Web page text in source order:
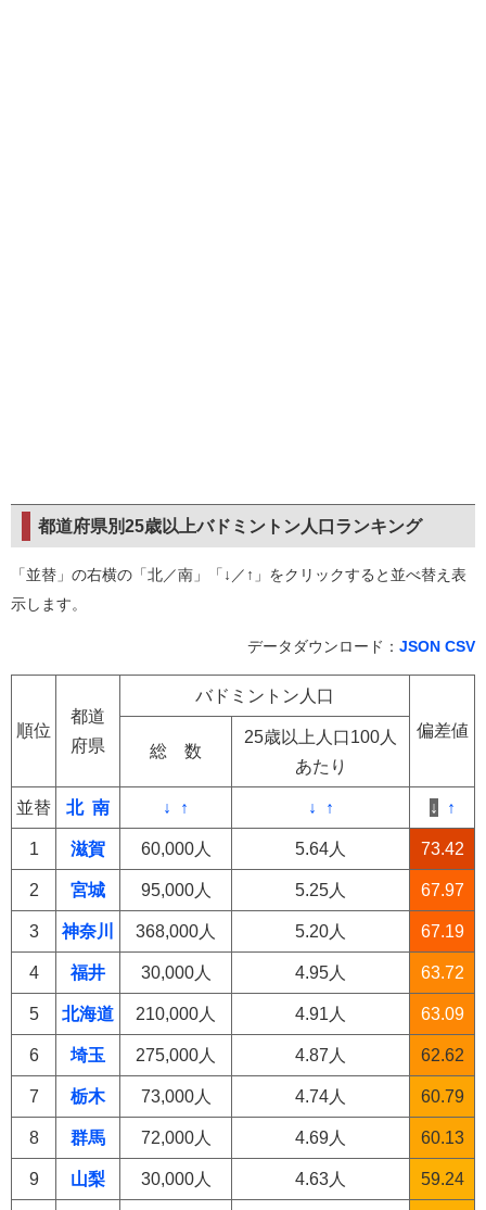
都道府県別25歳以上バドミントン人口ランキング
「並替」の右横の「北／南」「↓／↑」をクリックすると並べ替え表
示します。
データダウンロード： JSON CSV
順位
都道
府県
バドミントン人口
偏差値
総 数
25歳以上人口100人
あたり
並替 北 南 ↓ ↑ ↓ ↑ ↓ ↑
1 滋賀 60,000人 5.64人 73.42
2 宮城 95,000人 5.25人 67.97
3 神奈川 368,000人 5.20人 67.19
4 福井 30,000人 4.95人 63.72
5 北海道 210,000人 4.91人 63.09
6 埼玉 275,000人 4.87人 62.62
7 栃木 73,000人 4.74人 60.79
8 群馬 72,000人 4.69人 60.13
9 山梨 30,000人 4.63人 59.24